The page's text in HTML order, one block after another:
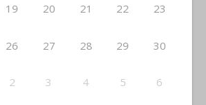
19 20 21 22 23
26 27 28 29 30
2 3 4 5 6